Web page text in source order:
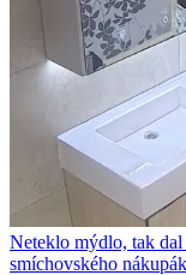
Neteklo mýdlo, tak dal
smíchovského